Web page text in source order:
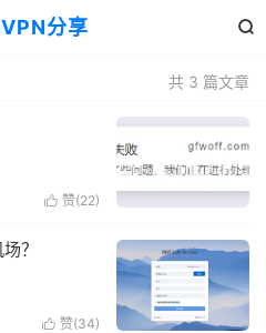
分享 
共 3 篇文章
 赞(22)
？
 赞(34)